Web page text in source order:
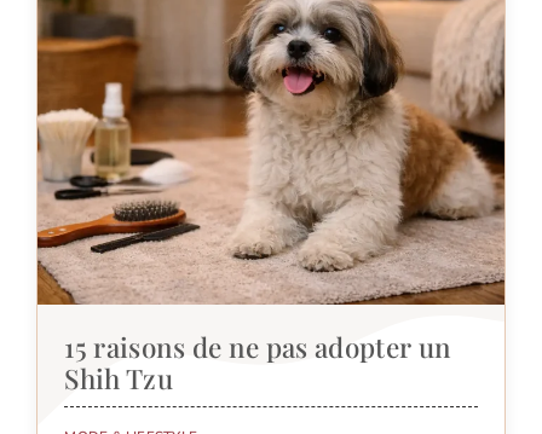
15 raisons de ne pas adopter un
Shih Tzu